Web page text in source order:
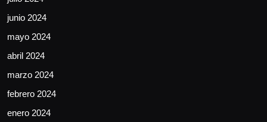
junio 2024
mayo 2024
abril 2024
marzo 2024
febrero 2024
enero 2024